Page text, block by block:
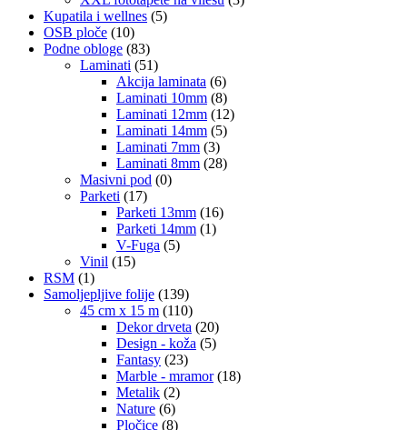
Kupatila i wellnes (5)
OSB ploče (10)
Podne obloge (83)
Laminati (51)
Akcija laminata (6)
Laminati 10mm (8)
Laminati 12mm (12)
Laminati 14mm (5)
Laminati 7mm (3)
Laminati 8mm (28)
Masivni pod (0)
Parketi (17)
Parketi 13mm (16)
Parketi 14mm (1)
V-Fuga (5)
Vinil (15)
RSM (1)
Samoljepljive folije (139)
45 cm x 15 m (110)
Dekor drveta (20)
Design - koža (5)
Fantasy (23)
Marble - mramor (18)
Metalik (2)
Nature (6)
Pločice (8)